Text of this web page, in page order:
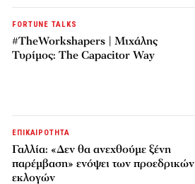
FORTUNE TALKS
#TheWorkshapers | Μιχάλης
Τυρίμος: The Capacitor Way
ΕΠΙΚΑΙΡΟΤΗΤΑ
Γαλλία: «Δεν θα ανεχθούμε ξένη
παρέμβαση» ενόψει των προεδρικών
εκλογών